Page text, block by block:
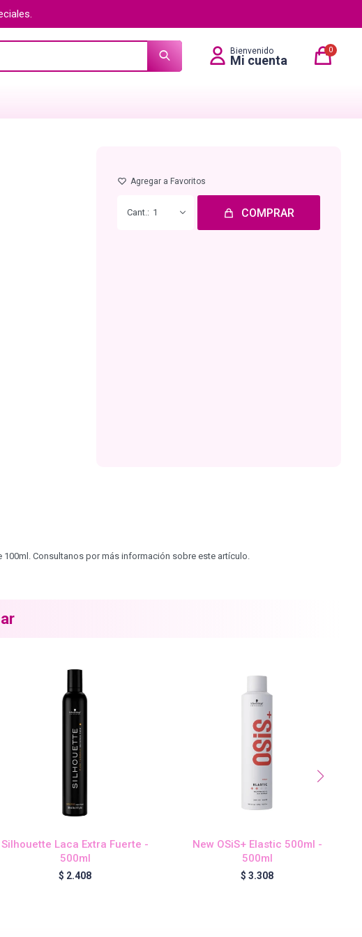
0
1 COMPRAR
Consultanos por más información sobre este artículo.
Silhouette Laca Extra Fuerte -
500ml
$ 2.408
New OSiS+ Elastic 500ml -
500ml
$ 3.308